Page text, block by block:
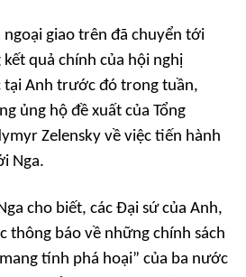
ngoại giao trên đã chuyển tới
quả chính của hội nghị
Anh trước đó trong tuần,
ủng hộ đề xuất của Tổng
Zelensky về việc tiến hành
Nga.
cho biết, các Đại sứ của Anh,
thông báo về những chính sách
tính phá hoại” của ba nước